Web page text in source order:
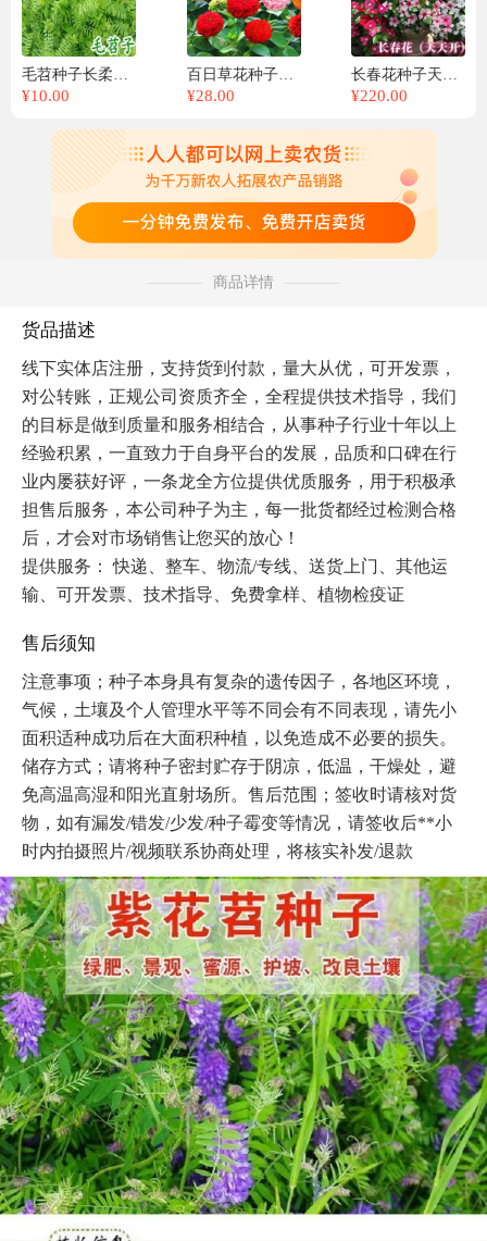
¥10.00
百日草花种子混色百日菊易活花籽四季开花室外庭院阳台步步高种籽
¥28.00 ¥220.00
商品详情
货品描述
线下实体店注册，支持货到付款，量大从优，可开发票，
对公转账，正规公司资质齐全，全程提供技术指导，我们
的目标是做到质量和服务相结合，从事种子行业十年以上
经验积累，一直致力于自身平台的发展，品质和口碑在行
业内屡获好评，一条龙全方位提供优质服务，用于积极承
担售后服务，本公司种子为主，每一批货都经过检测合格
后，才会对市场销售让您买的放心！
提供服务： 快递、整车、物流/专线、送货上门、其他运
输、可开发票、技术指导、免费拿样、植物检疫证
售后须知
注意事项；种子本身具有复杂的遗传因子，各地区环境，
气候，土壤及个人管理水平等不同会有不同表现，请先小
面积适种成功后在大面积种植，以免造成不必要的损失。
储存方式；请将种子密封贮存于阴凉，低温，干燥处，避
免高温高湿和阳光直射场所。售后范围；签收时请核对货
物，如有漏发/错发/少发/种子霉变等情况，请签收后**小
时内拍摄照片/视频联系协商处理，将核实补发/退款